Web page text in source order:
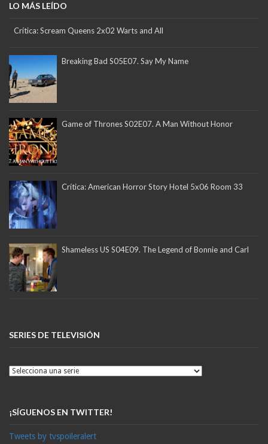
LO MÁS LEÍDO
Crítica: Scream Queens 2x02 Warts and All
Breaking Bad S05E07. Say My Name
Game of Thrones S02E07. A Man Without Honor
Crítica: American Horror Story Hotel 5x06 Room 33
Shameless US S04E09. The Legend of Bonnie and Carl
SERIES DE TELEVISIÓN
¡SÍGUENOS EN TWITTER!
Tweets by tvspoileralert